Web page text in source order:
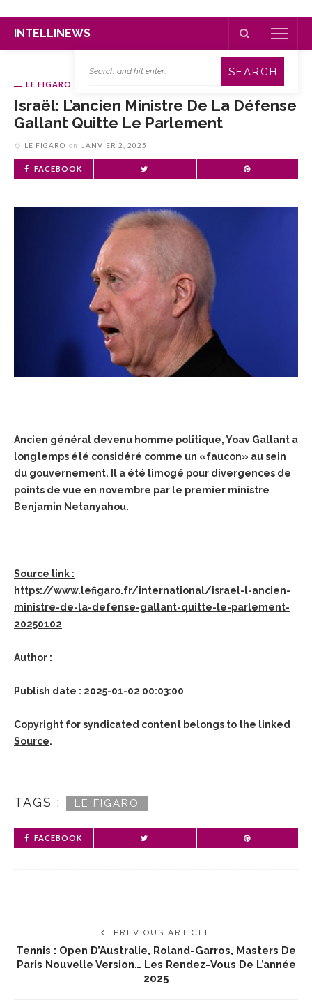
INTELLINEWS
LE FIGARO
Israël: L’ancien Ministre De La Défense
Gallant Quitte Le Parlement
LE FIGARO on JANVIER 2, 2025
FACEBOOK
Ancien général devenu homme politique, Yoav Gallant a
longtemps été considéré comme un «faucon» au sein
du gouvernement. Il a été limogé pour divergences de
points de vue en novembre par le premier ministre
Benjamin Netanyahou.
Source link :
https://www.lefigaro.fr/international/israel-l-ancien-
ministre-de-la-defense-gallant-quitte-le-parlement-
20250102
Author :
Publish date : 2025-01-02 00:03:00
Copyright for syndicated content belongs to the linked
Source.
TAGS : LE FIGARO
FACEBOOK
PREVIOUS ARTICLE
Tennis : Open D’Australie, Roland-Garros, Masters De
Paris Nouvelle Version… Les Rendez-Vous De L’année
2025